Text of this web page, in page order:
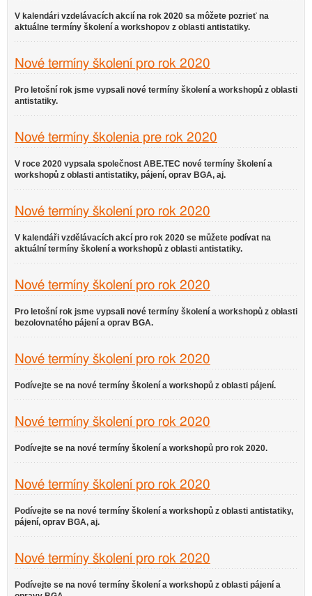
V kalendári vzdelávacích akcií na rok 2020 sa môžete pozrieť na
aktuálne termíny školení a workshopov z oblasti antistatiky.
Nové termíny školení pro rok 2020
Pro letošní rok jsme vypsali nové termíny školení a workshopů z oblasti
antistatiky.
Nové termíny školenia pre rok 2020
V roce 2020 vypsala společnost ABE.TEC nové termíny školení a
workshopů z oblasti antistatiky, pájení, oprav BGA, aj.
Nové termíny školení pro rok 2020
V kalendáři vzdělávacích akcí pro rok 2020 se můžete podívat na
aktuální termíny školení a workshopů z oblasti antistatiky.
Nové termíny školení pro rok 2020
Pro letošní rok jsme vypsali nové termíny školení a workshopů z oblasti
bezolovnatého pájení a oprav BGA.
Nové termíny školení pro rok 2020
Podívejte se na nové termíny školení a workshopů z oblasti pájení.
Nové termíny školení pro rok 2020
Podívejte se na nové termíny školení a workshopů pro rok 2020.
Nové termíny školení pro rok 2020
Podívejte se na nové termíny školení a workshopů z oblasti antistatiky,
pájení, oprav BGA, aj.
Nové termíny školení pro rok 2020
Podívejte se na nové termíny školení a workshopů z oblasti pájení a